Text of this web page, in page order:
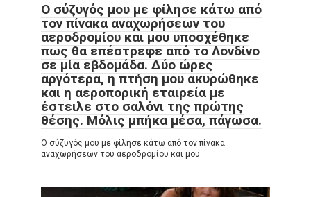
Ο σύζυγός μου με φίλησε κάτω από
τον πίνακα αναχωρήσεων του
αεροδρομίου και μου υποσχέθηκε
πως θα επέστρεφε από το Λονδίνο
σε μία εβδομάδα. Δύο ώρες
αργότερα, η πτήση μου ακυρώθηκε
και η αεροπορική εταιρεία με
έστειλε στο σαλόνι της πρώτης
θέσης. Μόλις μπήκα μέσα, πάγωσα.
Ο σύζυγός μου με φίλησε κάτω από τον πίνακα
αναχωρήσεων του αεροδρομίου και μου